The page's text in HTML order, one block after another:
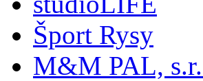
Šport Rysy
M&M PAL,